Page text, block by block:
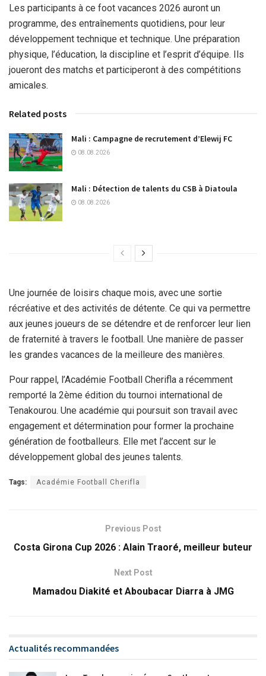
Les participants à ce foot vacances 2026 auront un
programme, des entraînements quotidiens, pour leur
développement technique et technique. Une préparation
physique, l’éducation, la discipline et l’esprit d’équipe. Ils
joueront des matchs et participeront à des compétitions
amicales.
Related posts
Mali : Campagne de recrutement d’Elewij FC
08.08.2026
Mali : Détection de talents du CSB à Diatoula
08.08.2026
Une journée de loisirs chaque mois, avec une sortie
récréative et des activités de détente. Ce qui va permettre
aux jeunes joueurs de se détendre et de renforcer leur lien
de fraternité à travers le football. Une manière de passer
les grandes vacances de la meilleure des manières.
Pour rappel, l’Académie Football Cherifla a récemment
remporté la 2ème édition du tournoi international de
Tenakourou. Une académie qui poursuit son travail avec
engagement et détermination pour former la prochaine
génération de footballeurs. Elle met l’accent sur le
développement global des jeunes talents.
Tags: Académie Football Cherifla
Previous Post
Costa Girona Cup 2026 : Alain Traoré, meilleur buteur
Next Post
Mamadou Diakité et Aboubacar Diarra à JMG
Actualités recommandées